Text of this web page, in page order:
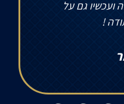
ועכשיו גם על
!